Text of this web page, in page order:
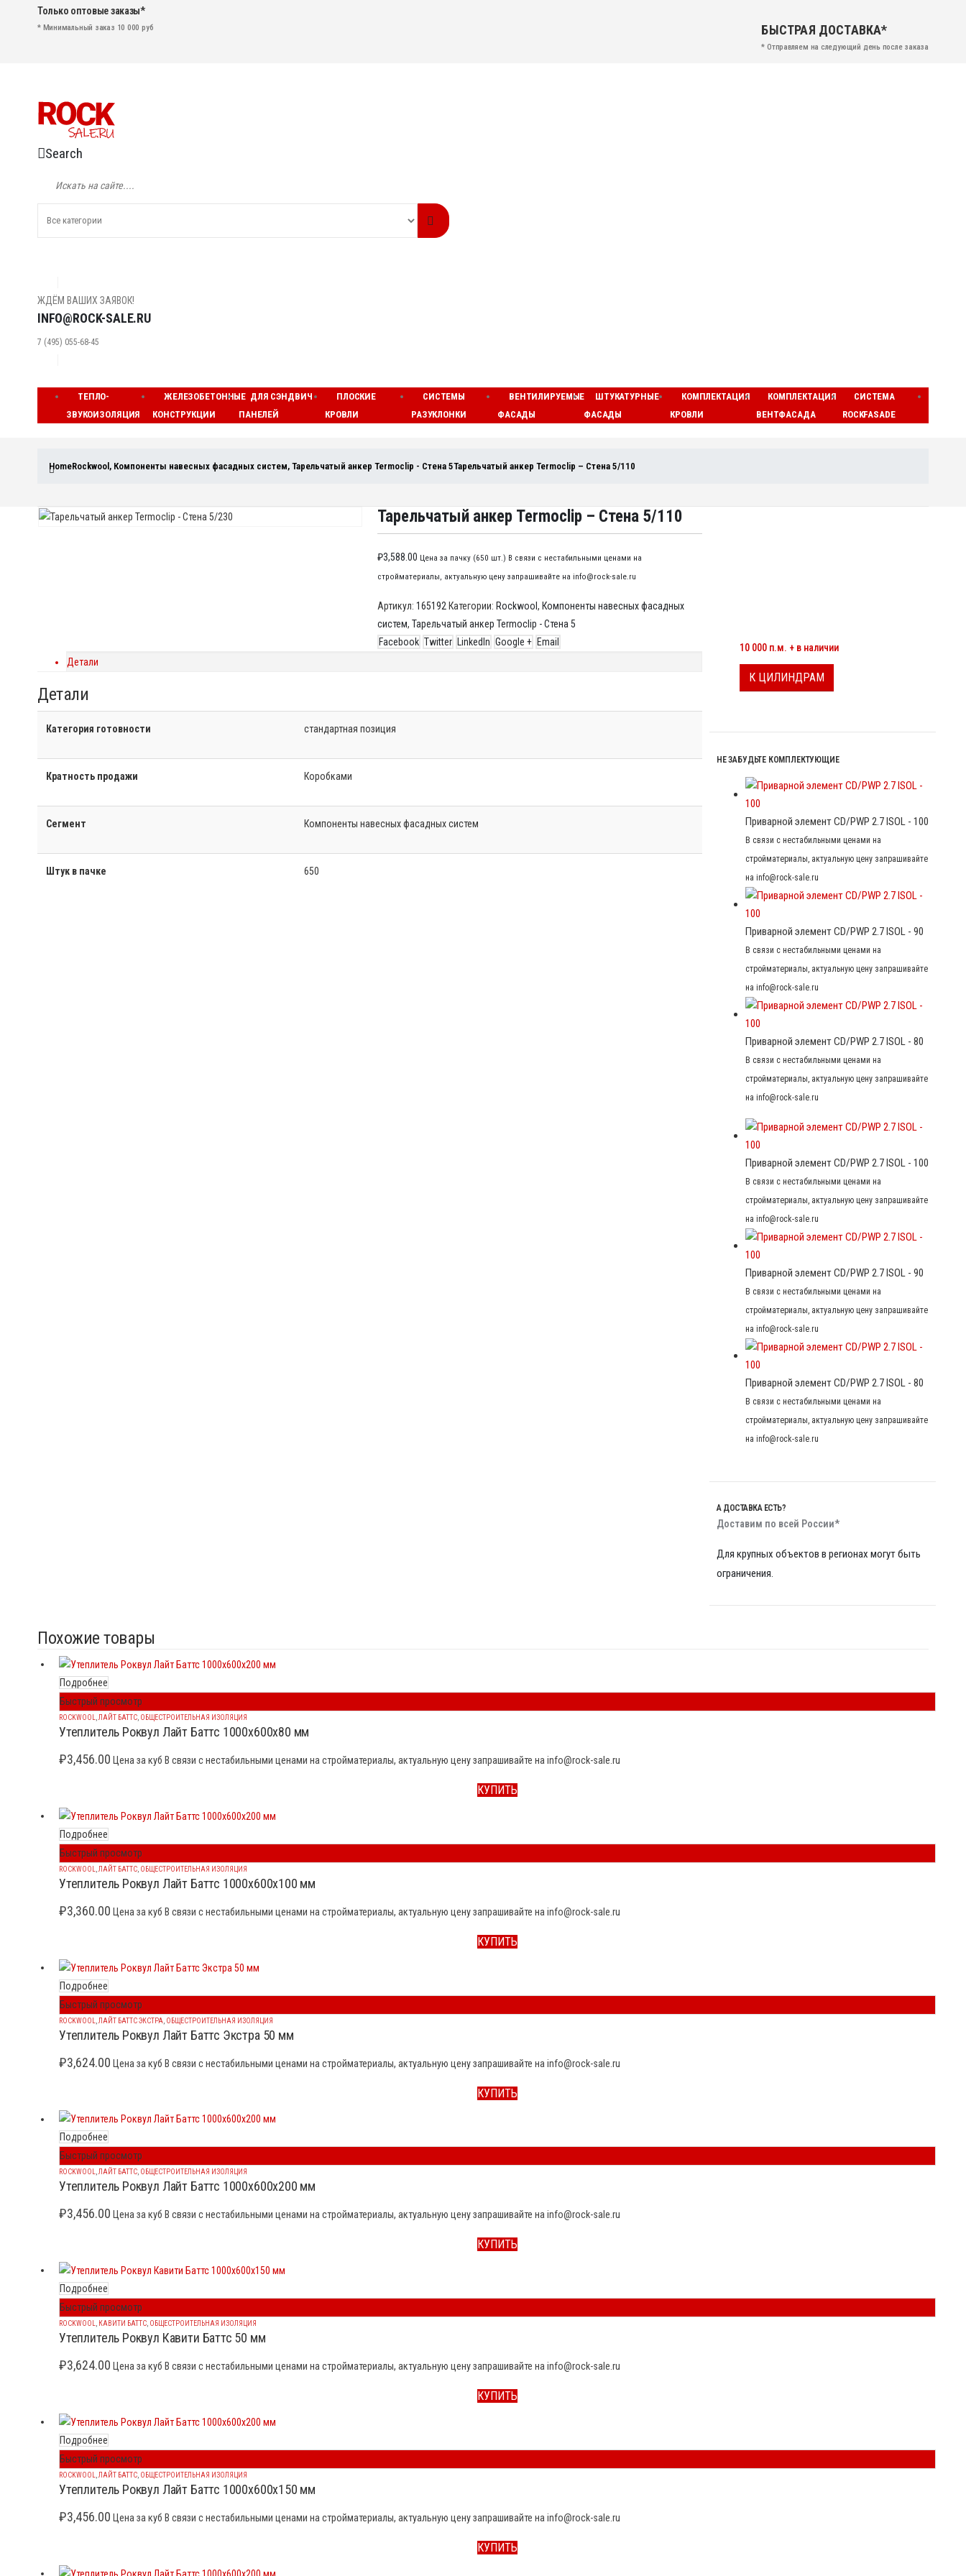
БЫСТРАЯ ДОСТАВКА*
* Отправляем на следующий день после заказа
Только оптовые заказы*
* Минимальный заказ 10 000 руб
Search
ЖДЁМ ВАШИХ ЗАЯВОК!
INFO@ROCK-SALE.RU
7 (495) 055-68-45
ТЕПЛО-
ЗВУКОИЗОЛЯЦИЯ
ЖЕЛЕЗОБЕТОННЫЕ
КОНСТРУКЦИИ
ДЛЯ СЭНДВИЧ
ПАНЕЛЕЙ
ПЛОСКИЕ
КРОВЛИ
СИСТЕМЫ
РАЗУКЛОНКИ
ВЕНТИЛИРУЕМЫЕ
ФАСАДЫ
ШТУКАТУРНЫЕ
ФАСАДЫ
КОМПЛЕКТАЦИЯ
КРОВЛИ
КОМПЛЕКТАЦИЯ
ВЕНТФАСАДА
СИСТЕМА
ROCKFASADE
HomeRockwool , Компоненты навесных фасадных систем, Тарельчатый анкер Termoclip - Стена 5Тарельчатый анкер Termoclip – Стена 5/110
Тарельчатый анкер Termoclip – Стена 5/110
₽3,588.00 Цена за пачку (650 шт.) В связи с нестабильными ценами на
стройматериалы, актуальную цену запрашивайте на info@rock-sale.ru
Артикул: 165192 Категории: Rockwool , Компоненты навесных фасадных
систем, Тарельчатый анкер Termoclip - Стена 5
Facebook Twitter LinkedIn Google + Email
Детали
Детали
Категория готовности стандартная позиция
Кратность продажи Коробками
Сегмент Компоненты навесных фасадных систем
Штук в пачке 650
10 000 п.м. + в наличии
К ЦИЛИНДРАМ
НЕ ЗАБУДЬТЕ КОМПЛЕКТУЮЩИЕ
Приварной элемент CD/PWP 2.7 ISOL - 100
В связи с нестабильными ценами на
стройматериалы, актуальную цену запрашивайте
на info@rock-sale.ru
Приварной элемент CD/PWP 2.7 ISOL - 90
В связи с нестабильными ценами на
стройматериалы, актуальную цену запрашивайте
на info@rock-sale.ru
Приварной элемент CD/PWP 2.7 ISOL - 80
В связи с нестабильными ценами на
стройматериалы, актуальную цену запрашивайте
на info@rock-sale.ru
Приварной элемент CD/PWP 2.7 ISOL - 100
В связи с нестабильными ценами на
стройматериалы, актуальную цену запрашивайте
на info@rock-sale.ru
Приварной элемент CD/PWP 2.7 ISOL - 90
В связи с нестабильными ценами на
стройматериалы, актуальную цену запрашивайте
на info@rock-sale.ru
Приварной элемент CD/PWP 2.7 ISOL - 80
В связи с нестабильными ценами на
стройматериалы, актуальную цену запрашивайте
на info@rock-sale.ru
А ДОСТАВКА ЕСТЬ?
Доставим по всей России*
Для крупных объектов в регионах могут быть
ограничения.
Похожие товары
Подробнее
Быстрый просмотр
ROCKWOOL ЛАЙТ БАТТС ОБЩЕСТРОИТЕЛЬНАЯ ИЗОЛЯЦИЯ
Утеплитель Роквул Лайт Баттс 1000x600x80 мм
₽3,456.00 Цена за куб В связи с нестабильными ценами на стройматериалы, актуальную цену запрашивайте на info@rock-sale.ru
КУПИТЬ
Подробнее
Быстрый просмотр
ROCKWOOL ЛАЙТ БАТТС ОБЩЕСТРОИТЕЛЬНАЯ ИЗОЛЯЦИЯ
Утеплитель Роквул Лайт Баттс 1000x600x100 мм
₽3,360.00 Цена за куб В связи с нестабильными ценами на стройматериалы, актуальную цену запрашивайте на info@rock-sale.ru
КУПИТЬ
Подробнее
Быстрый просмотр
ROCKWOOL ЛАЙТ БАТТС ЭКСТРА ОБЩЕСТРОИТЕЛЬНАЯ ИЗОЛЯЦИЯ
Утеплитель Роквул Лайт Баттс Экстра 50 мм
₽3,624.00 Цена за куб В связи с нестабильными ценами на стройматериалы, актуальную цену запрашивайте на info@rock-sale.ru
КУПИТЬ
Подробнее
Быстрый просмотр
ROCKWOOL,ЛАЙТ БАТТС, ОБЩЕСТРОИТЕЛЬНАЯ ИЗОЛЯЦИЯ
Утеплитель Роквул Лайт Баттс 1000x600x200 мм
₽3,456.00 Цена за куб В связи с нестабильными ценами на стройматериалы, актуальную цену запрашивайте на info@rock-sale.ru
КУПИТЬ
Подробнее
Быстрый просмотр
ROCKWOOL, КАВИТИ БАТТС, ОБЩЕСТРОИТЕЛЬНАЯ ИЗОЛЯЦИЯ
Утеплитель Роквул Кавити Баттс 50 мм
₽3,624.00 Цена за куб В связи с нестабильными ценами на стройматериалы, актуальную цену запрашивайте на info@rock-sale.ru
КУПИТЬ
Подробнее
Быстрый просмотр
ROCKWOOL ЛАЙТ БАТТС ОБЩЕСТРОИТЕЛЬНАЯ ИЗОЛЯЦИЯ
Утеплитель Роквул Лайт Баттс 1000x600x150 мм
₽3,456.00 Цена за куб В связи с нестабильными ценами на стройматериалы, актуальную цену запрашивайте на info@rock-sale.ru
КУПИТЬ